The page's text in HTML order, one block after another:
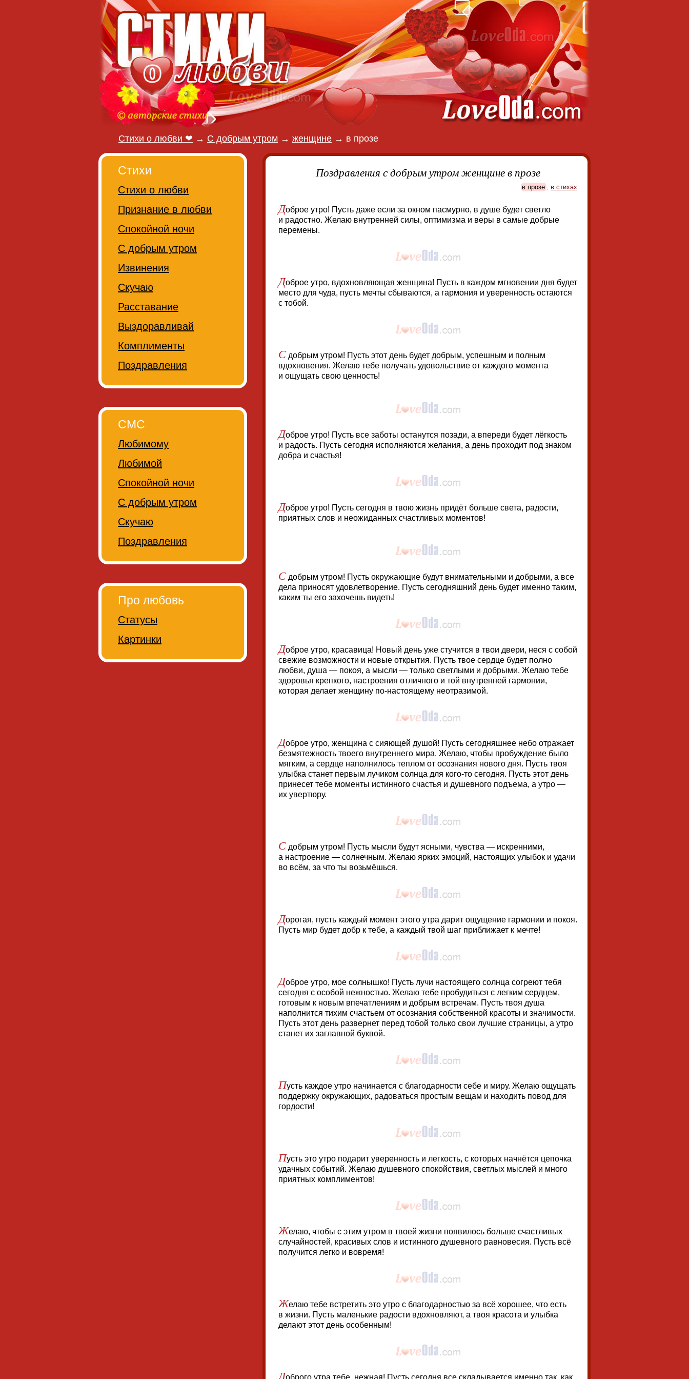
Стихи о любви ❤ → С добрым утром → женщине → в прозе
Поздравления с добрым утром женщине в прозе
в прозе , в стихах
Доброе утро! Пусть даже если за окном пасмурно, в душе будет светло
и радостно. Желаю внутренней силы, оптимизма и веры в самые добрые
перемены.
Доброе утро, вдохновляющая женщина! Пусть в каждом мгновении дня будет
место для чуда, пусть мечты сбываются, а гармония и уверенность остаются
с тобой.
С добрым утром! Пусть этот день будет добрым, успешным и полным
вдохновения. Желаю тебе получать удовольствие от каждого момента
и ощущать свою ценность!
Доброе утро! Пусть все заботы останутся позади, а впереди будет лёгкость
и радость. Пусть сегодня исполняются желания, а день проходит под знаком
добра и счастья!
Доброе утро! Пусть сегодня в твою жизнь придёт больше света, радости,
приятных слов и неожиданных счастливых моментов!
С добрым утром! Пусть окружающие будут внимательными и добрыми, а все
дела приносят удовлетворение. Пусть сегодняшний день будет именно таким,
каким ты его захочешь видеть!
Доброе утро, красавица! Новый день уже стучится в твои двери, неся с собой
свежие возможности и новые открытия. Пусть твое сердце будет полно
любви, душа — покоя, а мысли — только светлыми и добрыми. Желаю тебе
здоровья крепкого, настроения отличного и той внутренней гармонии,
которая делает женщину по-настоящему неотразимой.
Доброе утро, женщина с сияющей душой! Пусть сегодняшнее небо отражает
безмятежность твоего внутреннего мира. Желаю, чтобы пробуждение было
мягким, а сердце наполнилось теплом от осознания нового дня. Пусть твоя
улыбка станет первым лучиком солнца для кого-то сегодня. Пусть этот день
принесет тебе моменты истинного счастья и душевного подъема, а утро —
их увертюру.
С добрым утром! Пусть мысли будут ясными, чувства — искренними,
а настроение — солнечным. Желаю ярких эмоций, настоящих улыбок и удачи
во всём, за что ты возьмёшься.
Дорогая, пусть каждый момент этого утра дарит ощущение гармонии и покоя.
Пусть мир будет добр к тебе, а каждый твой шаг приближает к мечте!
Доброе утро, мое солнышко! Пусть лучи настоящего солнца согреют тебя
сегодня с особой нежностью. Желаю тебе пробудиться с легким сердцем,
готовым к новым впечатлениям и добрым встречам. Пусть твоя душа
наполнится тихим счастьем от осознания собственной красоты и значимости.
Пусть этот день развернет перед тобой только свои лучшие страницы, а утро
станет их заглавной буквой.
Пусть каждое утро начинается с благодарности себе и миру. Желаю ощущать
поддержку окружающих, радоваться простым вещам и находить повод для
гордости!
Пусть это утро подарит уверенность и легкость, с которых начнётся цепочка
удачных событий. Желаю душевного спокойствия, светлых мыслей и много
приятных комплиментов!
Желаю, чтобы с этим утром в твоей жизни появилось больше счастливых
случайностей, красивых слов и истинного душевного равновесия. Пусть всё
получится легко и вовремя!
Желаю тебе встретить это утро с благодарностью за всё хорошее, что есть
в жизни. Пусть маленькие радости вдохновляют, а твоя красота и улыбка
делают этот день особенным!
Доброго утра тебе, нежная! Пусть сегодня все складывается именно так, как
Стихи
Стихи о любви
Признание в любви
Спокойной ночи
С добрым утром
Извинения
Скучаю
Расставание
Выздоравливай
Комплименты
Поздравления
СМС
Любимому
Любимой
Спокойной ночи
С добрым утром
Скучаю
Поздравления
Про любовь
Статусы
Картинки